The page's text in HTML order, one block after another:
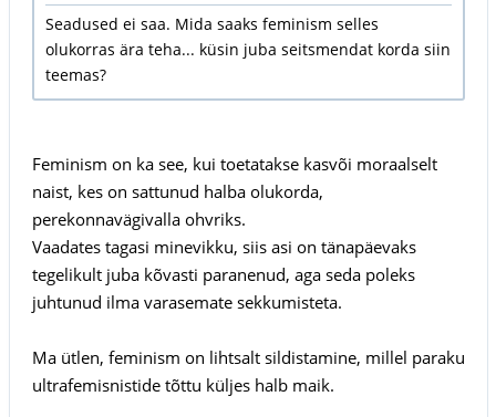
Seadused ei saa. Mida saaks feminism selles
olukorras ära teha... küsin juba seitsmendat korda siin
teemas?
Feminism on ka see, kui toetatakse kasvõi moraalselt
naist, kes on sattunud halba olukorda,
perekonnavägivalla ohvriks.
Vaadates tagasi minevikku, siis asi on tänapäevaks
tegelikult juba kõvasti paranenud, aga seda poleks
juhtunud ilma varasemate sekkumisteta.
Ma ütlen, feminism on lihtsalt sildistamine, millel paraku
ultrafemisnistide tõttu küljes halb maik.